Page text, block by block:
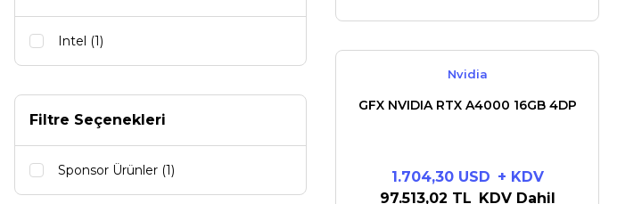
Intel (1)
Filtre Seçenekleri
Sponsor Ürünler (1)
Nvidia
GFX NVIDIA RTX A4000 16GB 4DP
1.704,30 USD + KDV
97.513,02 TL KDV Dahil